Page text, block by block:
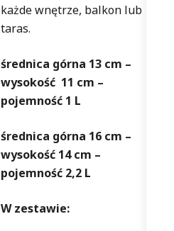
każde wnętrze, balkon lub
taras.
średnica górna 13 cm –
wysokość 11 cm –
pojemność 1 L
średnica górna 16 cm –
wysokość 14 cm –
pojemność 2,2 L
W zestawie: